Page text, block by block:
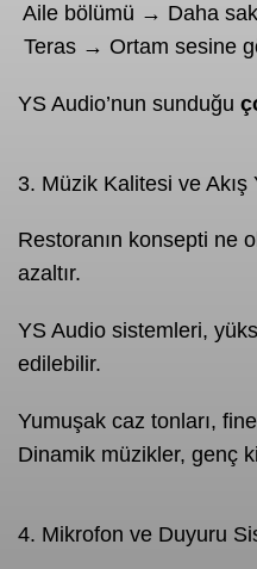
Aile bölümü → Daha
Teras → Ortam sesine
YS Audio’nun sunduğu
3. Müzik Kalitesi ve Akış
Restoranın konsepti ne
azaltır.
YS Audio sistemleri,
edilebilir.
Yumuşak caz tonları,
Dinamik müzikler, genç
4. Mikrofon ve Duyuru